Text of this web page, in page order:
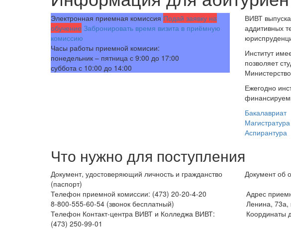
Электронная приемная комиссия Подай заявку на
обучение Забронировать время визита в приёмную
комиссию
Часы работы приемной комисии:
понедельник – пятница с 9:00 до 17:00
суббота с 10:00 до 14:00
ВИВТ
аддитивных
Институт
позволяет
Ежегодно
Бакалавриат
Магистратура
Аспирантура
Что нужно для поступления
Документ, удостоверяющий личность и гражданство
(паспорт)
Документ об
Телефон приемной комиссии: (473) 20-20-4-20
8-800-555-60-54 (звонок бесплатный)
Телефон Контакт-центра ВИВТ и Колледжа ВИВТ:
(473) 250-99-01
Адрес
Ленина, 73а,
Координаты